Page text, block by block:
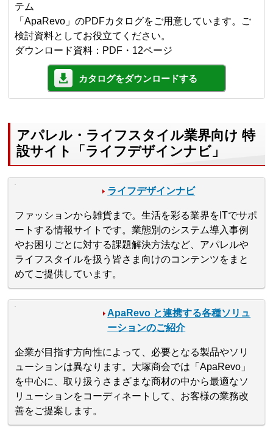
テム
「ApaRevo」のPDFカタログをご用意しています。ご
検討資料としてお役立てください。
ダウンロード資料：PDF・12ページ
カタログをダウンロードする
アパレル・ライフスタイル業界向け 特
設サイト「ライフデザインナビ」
ライフデザインナビ
ファッションから雑貨まで。生活を彩る業界をITでサポ
ートする情報サイトです。業態別のシステム導入事例
やお困りごとに対する課題解決方法など、アパレルや
ライフスタイルを扱う皆さま向けのコンテンツをまと
めてご提供しています。
ApaRevo と連携する各種ソリュ
ーションのご紹介
企業が目指す方向性によって、必要となる製品やソリ
ューションは異なります。大塚商会では「ApaRevo」
を中心に、取り扱うさまざまな商材の中から最適なソ
リューションをコーディネートして、お客様の業務改
善をご提案します。